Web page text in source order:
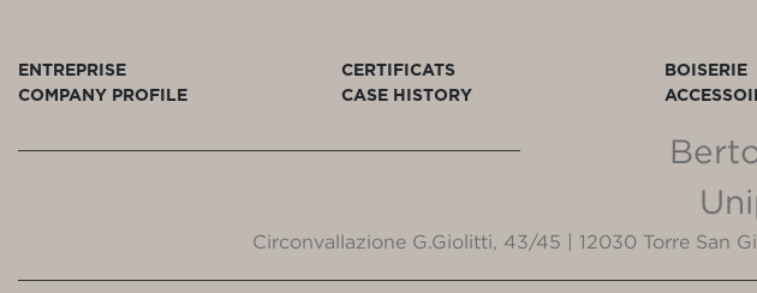
ENTREPRISE
COMPANY PROFILE
CERTIFICATS
CASE HISTORY
BOISERIE
Circonvallazione G.Giolitti, 43/45 | 12030 Torre San